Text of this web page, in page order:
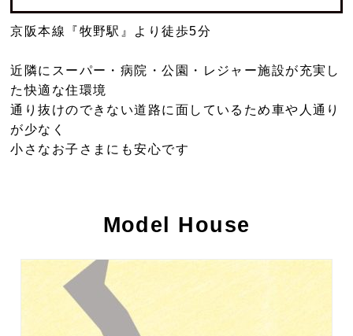
京阪本線『牧野駅』より徒歩5分
近隣にスーパー・病院・公園・レジャー施設が充実し
た快適な住環境
通り抜けのできない道路に面しているため車や人通り
が少なく
小さなお子さまにも安心です
Model House